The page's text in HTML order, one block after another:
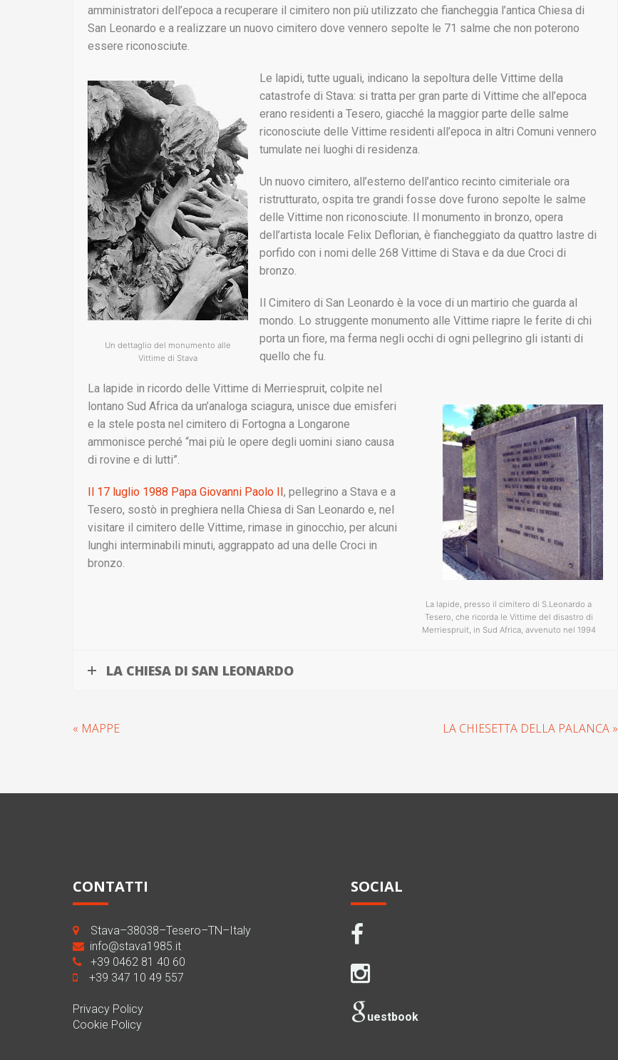
amministratori dell’epoca a recuperare il cimitero non più utilizzato che fiancheggia l’antica Chiesa di
San Leonardo e a realizzare un nuovo cimitero dove vennero sepolte le 71 salme che non poterono
essere riconosciute.
Un dettaglio del monumento alle
Vittime di Stava
Le lapidi, tutte uguali, indicano la sepoltura delle Vittime della
catastrofe di Stava: si tratta per gran parte di Vittime che all’epoca
erano residenti a Tesero, giacché la maggior parte delle salme
riconosciute delle Vittime residenti all’epoca in altri Comuni vennero
tumulate nei luoghi di residenza.
Un nuovo cimitero, all’esterno dell’antico recinto cimiteriale ora
ristrutturato, ospita tre grandi fosse dove furono sepolte le salme
delle Vittime non riconosciute. Il monumento in bronzo, opera
dell’artista locale Felix Deflorian, è fiancheggiato da quattro lastre di
porfido con i nomi delle 268 Vittime di Stava e da due Croci di
bronzo.
Il Cimitero di San Leonardo è la voce di un martirio che guarda al
mondo. Lo struggente monumento alle Vittime riapre le ferite di chi
porta un fiore, ma ferma negli occhi di ogni pellegrino gli istanti di
quello che fu.
La lapide, presso il cimitero di S.Leonardo a
Tesero, che ricorda le Vittime del disastro di
Merriespruit, in Sud Africa, avvenuto nel 1994
La lapide in ricordo delle Vittime di Merriespruit, colpite nel
lontano Sud Africa da un’analoga sciagura, unisce due emisferi
e la stele posta nel cimitero di Fortogna a Longarone
ammonisce perché “mai più le opere degli uomini siano causa
di rovine e di lutti”.
Il 17 luglio 1988 Papa Giovanni Paolo II, pellegrino a Stava e a
Tesero, sostò in preghiera nella Chiesa di San Leonardo e, nel
visitare il cimitero delle Vittime, rimase in ginocchio, per alcuni
lunghi interminabili minuti, aggrappato ad una delle Croci in
bronzo.
LA CHIESA DI SAN LEONARDO
« MAPPE LA CHIESETTA DELLA PALANCA »
CONTATTI
Stava–38038–Tesero–TN–Italy
info@stava1985.it
+39 0462 81 40 60
+39 347 10 49 557
Privacy Policy
Cookie Policy
SOCIAL
uestbook